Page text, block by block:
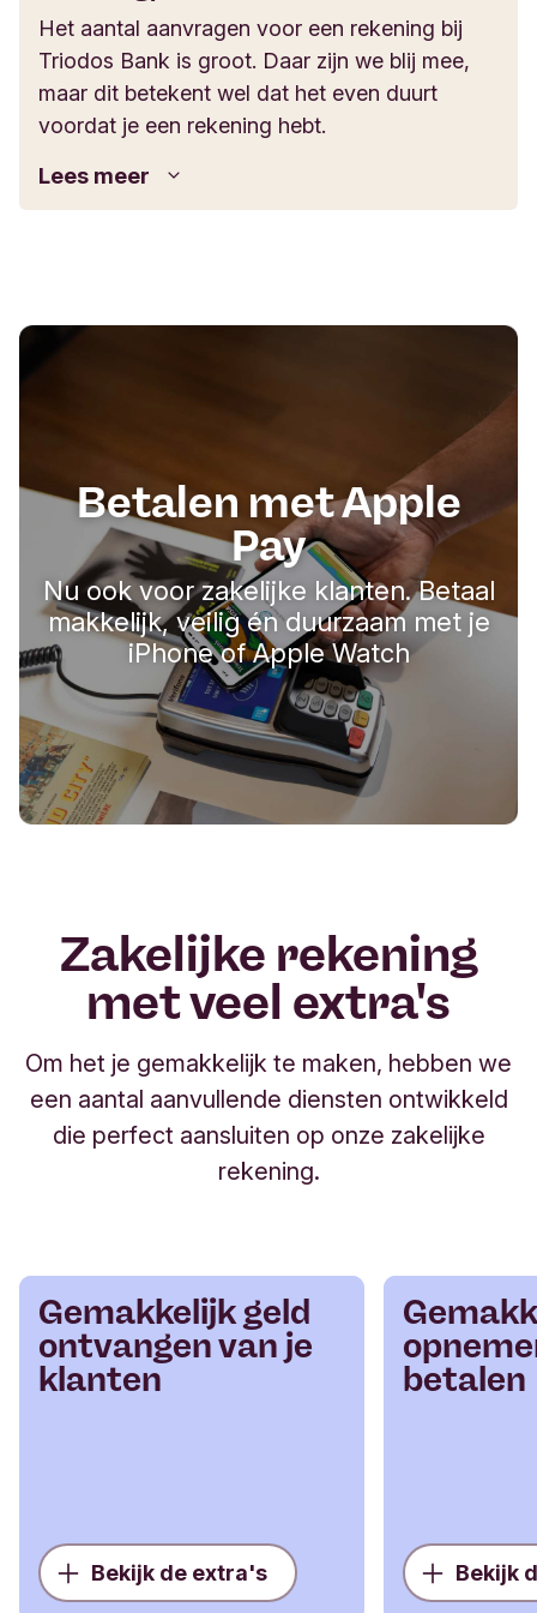
Het aantal aanvragen voor een rekening bij
Triodos Bank is groot. Daar zijn we blij mee,
maar dit betekent wel dat het even duurt
voordat je een rekening hebt.
Voordat we een zakelijke rekening openen,
toetsen we ook altijd met wie we zaken doen.
De aanvraagperiode is op dit moment
aanzienlijk korter. We streven ernaar om je zo
goed en snel mogelijk te helpen.
Lees meer
Betalen met Apple
Pay
Nu ook voor zakelijke klanten. Betaal
makkelijk, veilig én duurzaam met je
iPhone of Apple Watch
Zakelijke rekening
met veel extra's
Om het je gemakkelijk te maken, hebben we
een aantal aanvullende diensten ontwikkeld
die perfect aansluiten op onze zakelijke
rekening.
Gemakkelijk geld
ontvangen van je
klanten
Bekijk de extra's
betalen
Bekijk